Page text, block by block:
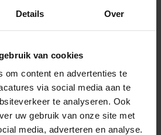
Details Over
van cookies
om content en advertenties te
via social media aan te
te analyseren. Ook
uw gebruik van onze site met
media, adverteren en analyse.
jongeren van studieleeftijd
naar hbo’ers op de